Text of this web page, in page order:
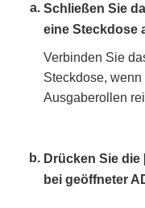
Schließen Sie
eine Steckdose
Verbinden Sie
Steckdose,
Ausgaberollen
Drücken Sie
bei geöffneter